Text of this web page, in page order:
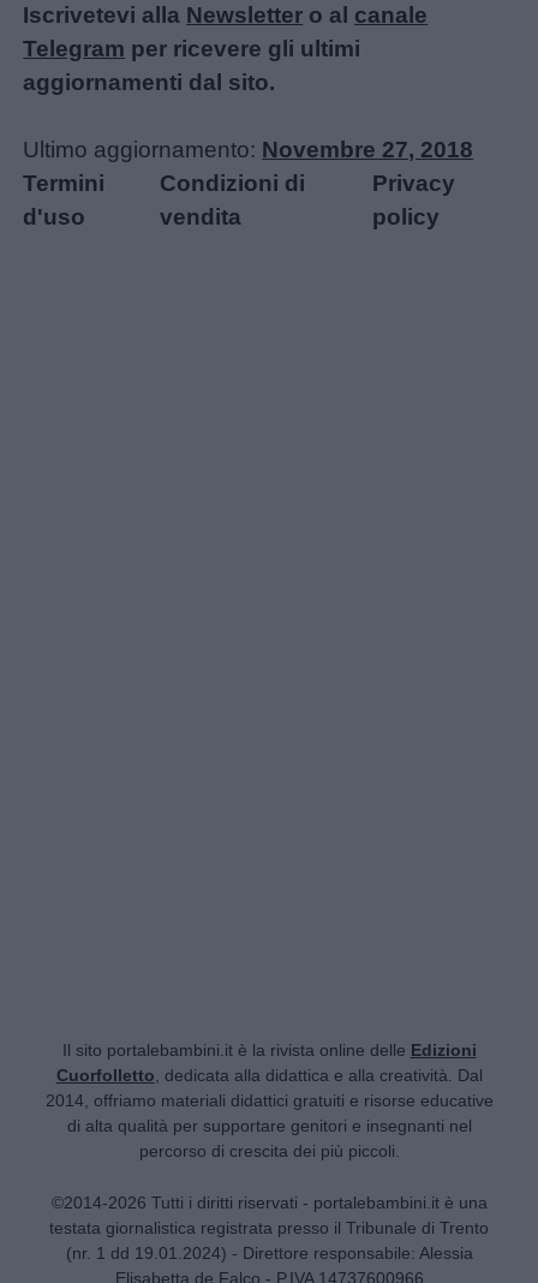
Iscrivetevi alla Newsletter o al canale
Telegram per ricevere gli ultimi
aggiornamenti dal sito.
Ultimo aggiornamento: Novembre 27, 2018
Termini
d'uso
Condizioni di
vendita
Privacy
policy
Il sito portalebambini.it è la rivista online delle Edizioni
Cuorfolletto, dedicata alla didattica e alla creatività. Dal
2014, offriamo materiali didattici gratuiti e risorse educative
di alta qualità per supportare genitori e insegnanti nel
percorso di crescita dei più piccoli.
©2014-2026 Tutti i diritti riservati - portalebambini.it è una
testata giornalistica registrata presso il Tribunale di Trento
(nr. 1 dd 19.01.2024) - Direttore responsabile: Alessia
Elisabetta de Falco - P.IVA 14737600966